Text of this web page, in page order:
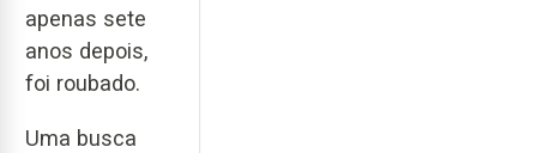
apenas sete
anos depois,
foi roubado.
Uma busca